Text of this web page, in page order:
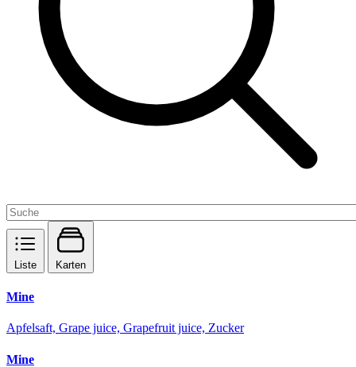
Liste Karten
Mine
Apfelsaft, Grape juice, Grapefruit juice, Zucker
Mine